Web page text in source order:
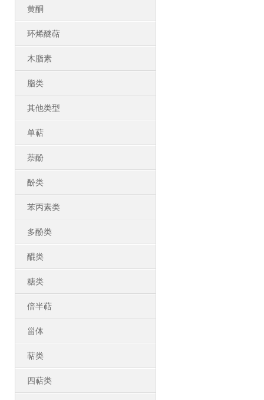
黄酮
环烯醚萜
木脂素
脂类
其他类型
单萜
萘酚
酚类
苯丙素类
多酚类
醌类
糖类
倍半萜
甾体
萜类
四萜类